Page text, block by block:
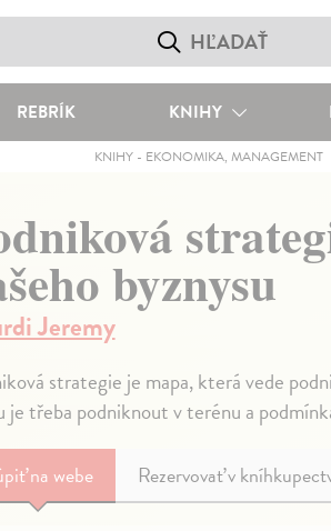
REBRÍK KNIHY
KNIHY- EKONOMIKA, MANAGEMENT
byznysu
Jeremy
strategie je mapa, která vede
je třeba podniknout v terénu a
na webe Rezervovať v